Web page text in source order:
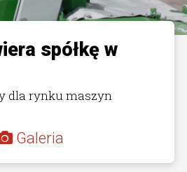
spółkę w
dla rynku maszyn
Galeria